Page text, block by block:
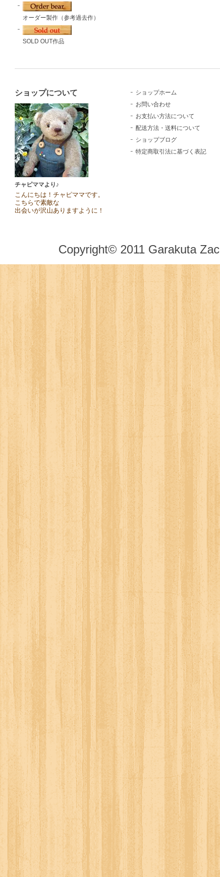
オーダー製作（参考過去作）
SOLD OUT作品
ショップについて
チャピママより♪
こんにちは！チャピママです。
こちらで素敵な
出会いが沢山ありますように！
ショップホーム
お問い合わせ
お支払い方法について
配送方法・送料について
ショップブログ
特定商取引法に基づく表記
Copyright© 2011 Garakuta